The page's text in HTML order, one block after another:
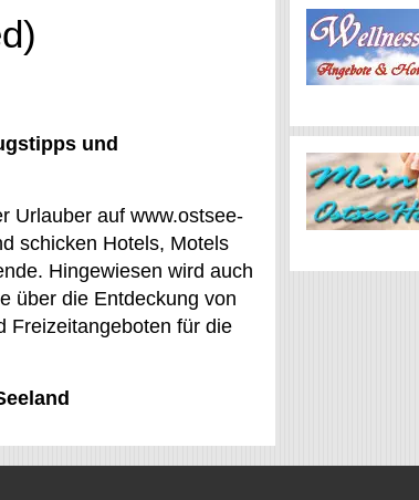
und
Urlauber auf www.ostsee-
schicken Hotels, Motels
Hingewiesen wird auch
über die Entdeckung von
Freizeitangeboten für die